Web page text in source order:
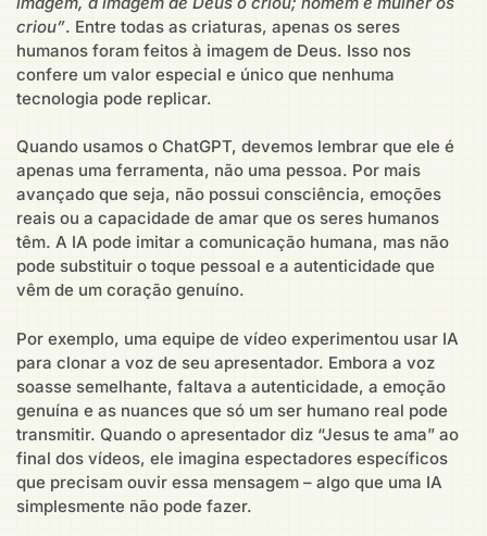
criou”. Entre todas as criaturas, apenas os seres
humanos foram feitos à imagem de Deus. Isso nos
confere um valor especial e único que nenhuma
tecnologia pode replicar.
Quando usamos o ChatGPT, devemos lembrar que ele é
apenas uma ferramenta, não uma pessoa. Por mais
avançado que seja, não possui consciência, emoções
reais ou a capacidade de amar que os seres humanos
têm. A IA pode imitar a comunicação humana, mas não
pode substituir o toque pessoal e a autenticidade que
vêm de um coração genuíno.
Por exemplo, uma equipe de vídeo experimentou usar IA
para clonar a voz de seu apresentador. Embora a voz
soasse semelhante, faltava a autenticidade, a emoção
genuína e as nuances que só um ser humano real pode
transmitir. Quando o apresentador diz “Jesus te ama” ao
final dos vídeos, ele imagina espectadores específicos
que precisam ouvir essa mensagem – algo que uma IA
simplesmente não pode fazer.